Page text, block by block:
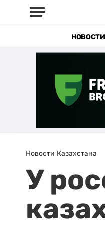
Новости Казахстана
У